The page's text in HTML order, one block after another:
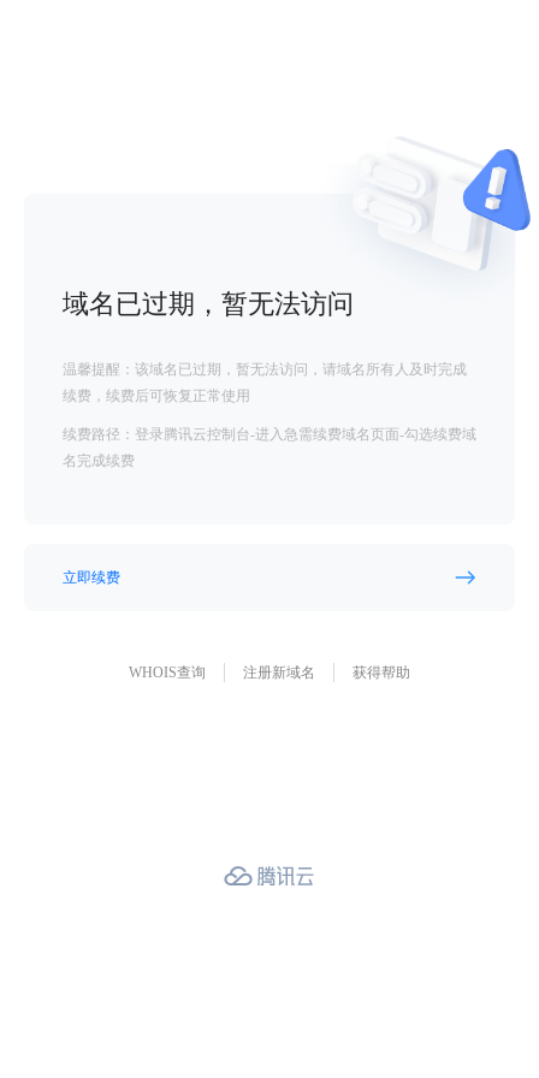
域名已过期，暂无法访问
温馨提醒：该域名已过期，暂无法访问，请域名所有人及时完成
续费，续费后可恢复正常使用
续费路径：登录腾讯云控制台-进入急需续费域名页面-勾选续费域
名完成续费
立即续费
WHOIS查询 注册新域名 获得帮助